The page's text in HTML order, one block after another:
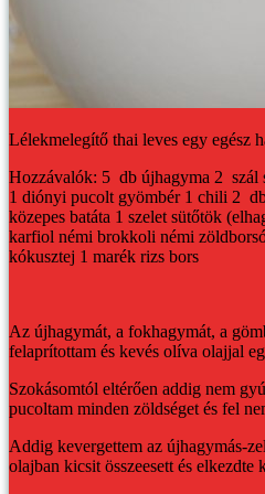
Lélekmelegítő thai leves egy egész
Hozzávalók: 5 db újhagyma 2 szál
1 diónyi pucolt gyömbér1 chili 2
közepes batáta 1 szelet sütőtök
karfiol némi brokkoli némi
kókusztej 1 marék rizs bors
Az újhagymát, a fokhagymát, a
felaprítottam és kevés olíva olajjal
Szokásomtól eltérően addig nem
pucoltam minden zöldséget és fel
Addig kevergettem az újhagymás-
olajban kicsit összeesett és elkezdte